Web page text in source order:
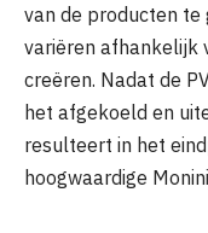
van de producten te
variëren afhankelijk
creëren. Nadat de
het afgekoeld en
resulteert in het
hoogwaardige